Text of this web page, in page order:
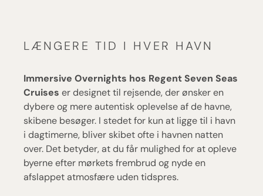
LÆNGERE TID I HVER HAVN
Immersive Overnights hos Regent Seven Seas
Cruises er designet til rejsende, der ønsker en
dybere og mere autentisk oplevelse af de havne,
skibene besøger. I stedet for kun at ligge til i havn
i dagtimerne, bliver skibet ofte i havnen natten
over. Det betyder, at du får mulighed for at opleve
byerne efter mørkets frembrud og nyde en
afslappet atmosfære uden tidspres.